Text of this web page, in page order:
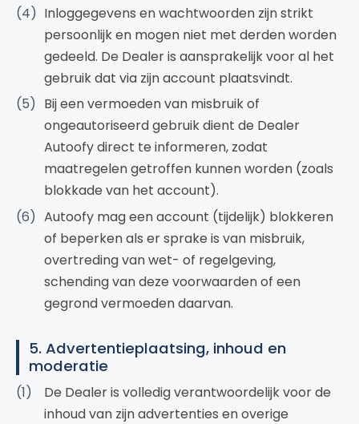
Inloggegevens en wachtwoorden zijn strikt
persoonlijk en mogen niet met derden worden
gedeeld. De Dealer is aansprakelijk voor al het
gebruik dat via zijn account plaatsvindt.
Bij een vermoeden van misbruik of
ongeautoriseerd gebruik dient de Dealer
Autoofy direct te informeren, zodat
maatregelen getroffen kunnen worden (zoals
blokkade van het account).
Autoofy mag een account (tijdelijk) blokkeren
of beperken als er sprake is van misbruik,
overtreding van wet- of regelgeving,
schending van deze voorwaarden of een
gegrond vermoeden daarvan.
5. Advertentieplaatsing, inhoud en
moderatie
De Dealer is volledig verantwoordelijk voor de
inhoud van zijn advertenties en overige